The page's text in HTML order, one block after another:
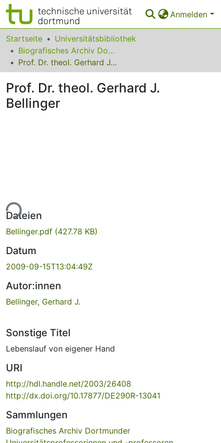
Anmelden
Bereiche & Sammlungen
Das gesamte Repositorium
FAQ
Startseite
Universitätsbibliothek
Biografisches Archiv Dortmunder Universitätsprofessorinnen und -professoren
Prof. Dr. theol. Gerhard J. Bellinger
Prof. Dr. theol. Gerhard J.
Bellinger
Dateien
Bellinger.pdf (427.78 KB)
Datum
2009-09-15T13:04:49Z
Autor:innen
Bellinger, Gerhard J.
Sonstige Titel
Lebenslauf von eigener Hand
URI
http://hdl.handle.net/2003/26408
http://dx.doi.org/10.17877/DE290R-13041
Sammlungen
Biografisches Archiv Dortmunder